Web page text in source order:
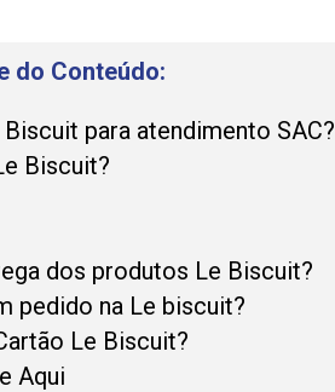
do Conteúdo:
para atendimento SAC?
Biscuit?
dos produtos Le Biscuit?
pedido na Le biscuit?
Le Biscuit?
Aqui